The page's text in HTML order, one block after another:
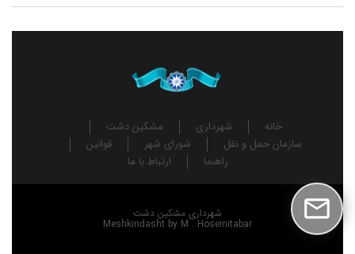
خانه شهرداری
مشکین دشت
سازمان حمل و نقل
شورای شهر
قوانین
راهنما
ارتباط با ما
شهرداری مشکین دشت
Meshkindasht by M . Hoseinitabar